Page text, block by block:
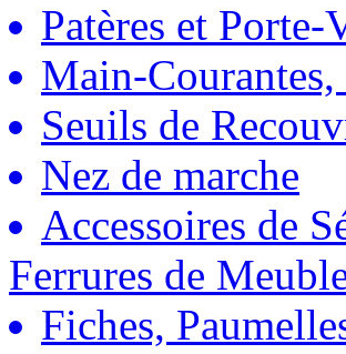
Patères et Porte-
Main-
Seuils de
Nez de marche
Accessoires de
Ferrures de
Fiches,